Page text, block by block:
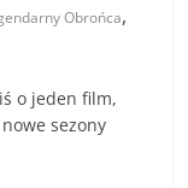
Obrońca,
o jeden film,
sezony